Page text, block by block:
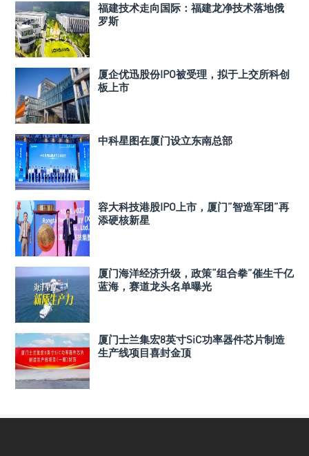
福建技术走向国际：福建龙净技术落地俄
罗斯
厦企优迅股份IPO被受理，拟于上交所科创
板上市
中科星图在厦门设立东南总部
容大科技港股IPO上市，厦门”智造军团”再
添硬核新星
厦门海洋经济升级，政策“组合拳”催生千亿
蓝海，赛道龙头名单曝光
厦门士兰集宏8英寸SiC功率器件芯片制造
生产线项目喜封金顶